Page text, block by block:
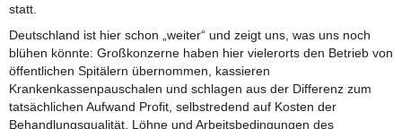
statt.
Deutschland ist hier schon „weiter“ und zeigt uns, was uns noch
blühen könnte: Großkonzerne haben hier vielerorts den Betrieb von
öffentlichen Spitälern übernommen, kassieren
Krankenkassenpauschalen und schlagen aus der Differenz zum
tatsächlichen Aufwand Profit, selbstredend auf Kosten der
Behandlungsqualität, Löhne und Arbeitsbedingungen des